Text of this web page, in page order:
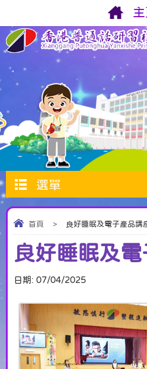
選單
首頁 > 良好睡眠及電子產品講
良好睡眠及
日期: 07/04/2025